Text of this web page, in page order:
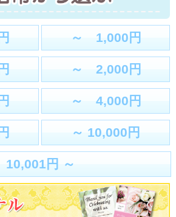
～ 1,000円
～ 2,000円
～ 4,000円
～ 10,000円
円 ～